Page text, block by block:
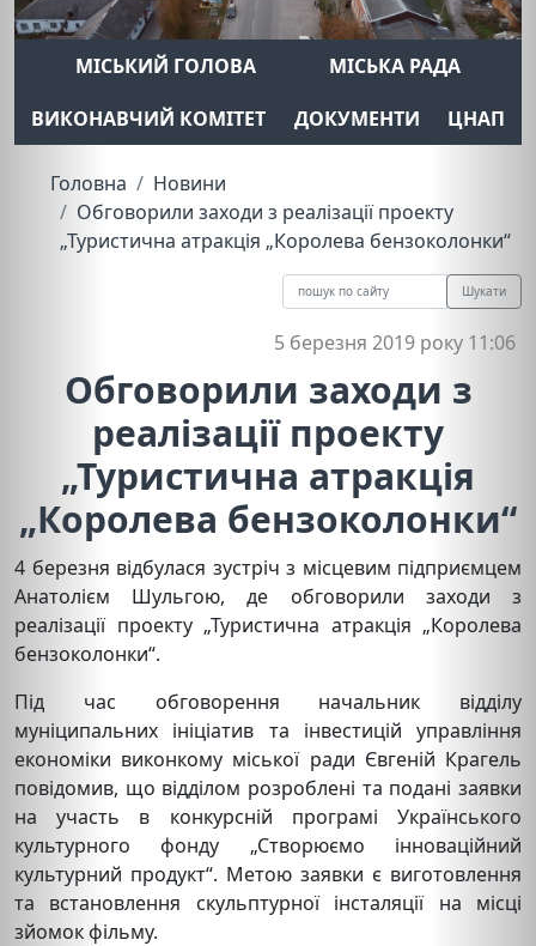
МІСЬКИЙ ГОЛОВА
МІСЬКА РАДА
ВИКОНАВЧИЙ КОМІТЕТ
ДОКУМЕНТИ ЦНАП
Головна
Новини
Обговорили заходи з реалізації проекту
„Туристична атракція „Королева бензоколонки“
Шукати
5 березня 2019 року 11:06
Обговорили заходи з
реалізації проекту
„Туристична атракція
„Королева бензоколонки“
4 березня відбулася зустріч з місцевим підприємцем
Анатолієм Шульгою, де обговорили заходи з
реалізації проекту „Туристична атракція „Королева
бензоколонки“.
Під час обговорення начальник відділу
муніципальних ініціатив та інвестицій управління
економіки виконкому міської ради Євгеній Крагель
повідомив, що відділом розроблені та подані заявки
на участь в конкурсній програмі Українського
культурного фонду „Створюємо інноваційний
культурний продукт“. Метою заявки є виготовлення
та встановлення скульптурної інсталяції на місці
зйомок фільму.